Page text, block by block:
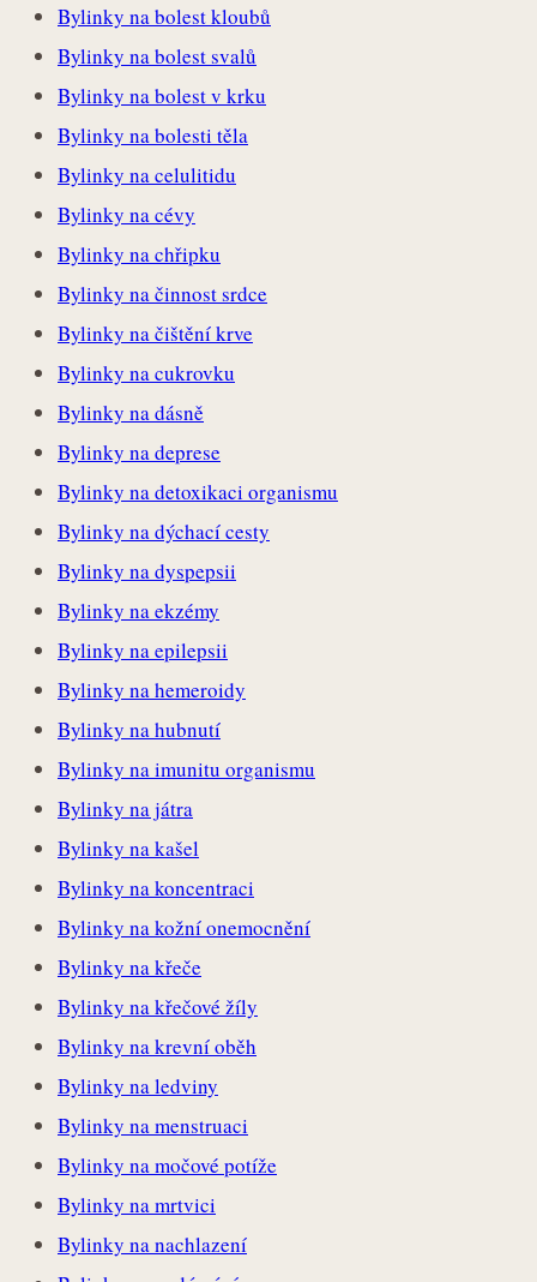
Bylinky na bolest kloubů
Bylinky na bolest svalů
Bylinky na bolest v krku
Bylinky na bolesti těla
Bylinky na celulitidu
Bylinky na cévy
Bylinky na chřipku
Bylinky na činnost srdce
Bylinky na čištění krve
Bylinky na cukrovku
Bylinky na dásně
Bylinky na deprese
Bylinky na detoxikaci organismu
Bylinky na dýchací cesty
Bylinky na dyspepsii
Bylinky na ekzémy
Bylinky na epilepsii
Bylinky na hemeroidy
Bylinky na hubnutí
Bylinky na imunitu organismu
Bylinky na játra
Bylinky na kašel
Bylinky na koncentraci
Bylinky na kožní onemocnění
Bylinky na křeče
Bylinky na křečové žíly
Bylinky na krevní oběh
Bylinky na ledviny
Bylinky na menstruaci
Bylinky na močové potíže
Bylinky na mrtvici
Bylinky na nachlazení